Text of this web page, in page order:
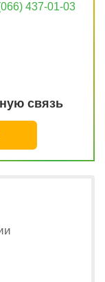
437-01-03
связь